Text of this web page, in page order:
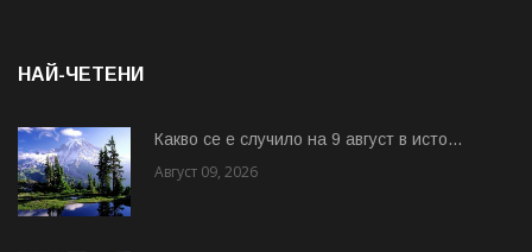
НАЙ-ЧЕТЕНИ
Какво се е случило на 9 август в исто...
Август 09, 2026